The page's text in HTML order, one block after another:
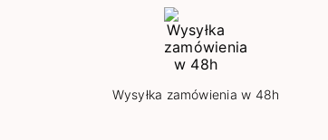
Wysyłka zamówienia w 48h